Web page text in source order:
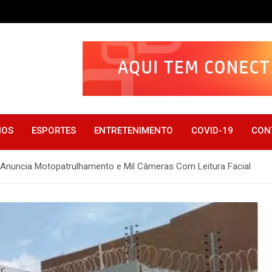
ESPORTES ENTRETENIMENTO COVID-19
Motopatrulhamento e Mil Câmeras Com Leitura Facial